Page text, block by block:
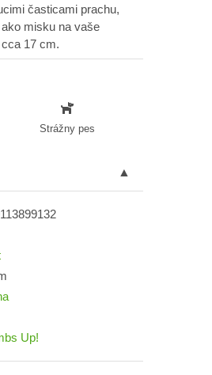
časticami prachu,
misku na vaše
17 cm.
Strážny pes
Up!